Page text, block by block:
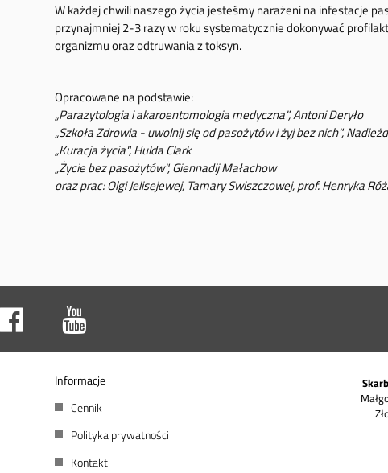
W każdej chwili naszego życia jesteśmy narażeni na infestacje
przynajmniej 2-3 razy w roku systematycznie dokonywać
organizmu oraz odtruwania z toksyn.
Opracowane na podstawie:
„Parazytologia i akaroentomologia medyczna", Antoni Deryło
„Szkoła Zdrowia - uwolnij się od pasożytów i żyj bez nich",
„Kuracja życia", Hulda Clark
„Życie bez pasożytów", Giennadij Małachow
oraz prac: Olgi Jelisejewej, Tamary Swiszczowej, prof. Henryka
Informacje
Cennik
Polityka prywatności
Kontakt